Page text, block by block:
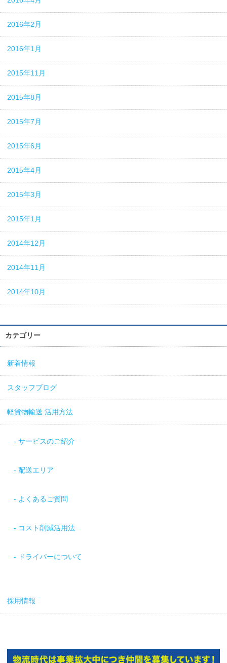
2016年2月
2016年1月
2015年11月
2015年8月
2015年7月
2015年6月
2015年4月
2015年3月
2015年1月
2014年12月
2014年11月
2014年10月
カテゴリー
新着情報
スタッフブログ
軽貨物輸送 活用方法
サービスのご紹介
配送エリア
よくあるご質問
コスト削減活用法
ドライバーについて
採用情報